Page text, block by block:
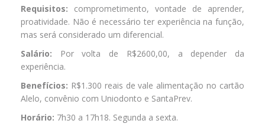
Requisitos: comprometimento, vontade de aprender,
proatividade. Não é necessário ter experiência na função,
mas será considerado um diferencial.
Salário: Por volta de R$2600,00, a depender da
experiência.
Benefícios: R$1.300 reais de vale alimentação no cartão
Alelo, convênio com Uniodonto e SantaPrev.
Horário: 7h30 a 17h18. Segunda a sexta.